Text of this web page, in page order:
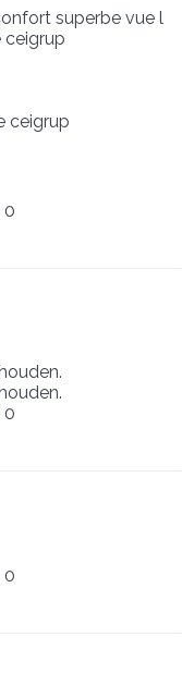
superbe vue l
ceigrup
ceigrup
0
0
0